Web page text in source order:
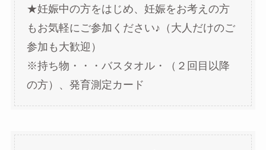
★妊娠中の方をはじめ、妊娠をお考えの方
もお気軽にご参加ください♪（大人だけのご
参加も大歓迎）
※持ち物・・・バスタオル・（２回目以降
の方）、発育測定カード